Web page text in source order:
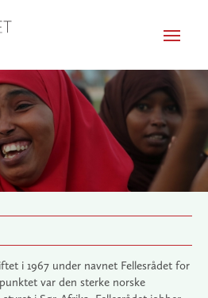
Meny
i 1967 under navnet Fellesrådet for
var den sterke norske